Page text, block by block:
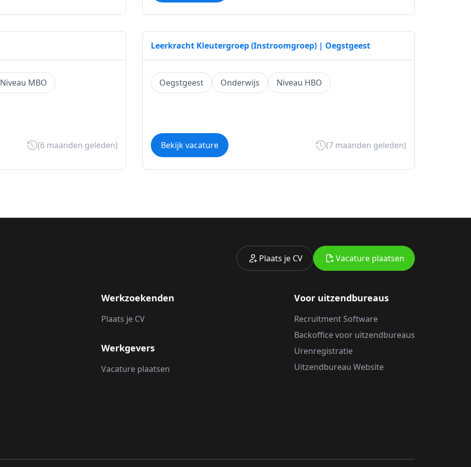
Niveau MBO
(6 maanden geleden)
Leerkracht Kleutergroep (Instroomgroep) | Oegstgeest
Oegstgeest Onderwijs Niveau HBO
Bekijk vacature (7 maanden geleden)
Plaats je CV Vacature plaatsen
Werkzoekenden
Plaats je CV
Werkgevers
Vacature plaatsen
Voor uitzendbureaus
Recruitment Software
Backoffice voor uitzendbureaus
Urenregistratie
Uitzendbureau Website